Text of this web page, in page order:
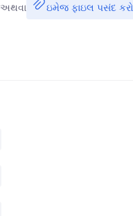
અથવા ઇમેજ ફાઇલ પસંદ કરો